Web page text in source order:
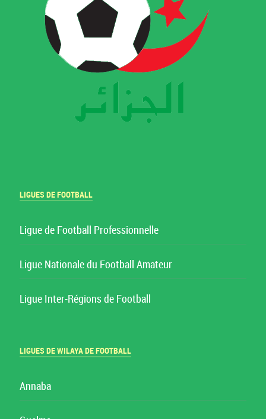
LIGUES DE FOOTBALL
Ligue de Football Professionnelle
Ligue Nationale du Football Amateur
Ligue Inter-Régions de Football
LIGUES DE WILAYA DE FOOTBALL
Annaba